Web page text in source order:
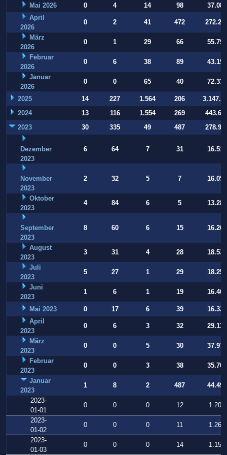
Mai 2026 0 4 14 98
37.084
April
2026
0 2 41 472
März
2026
0 1 29 66
55.794
Februar
2026
0 6 38 89
43.197
Januar
2026
0 0 65 40 72.332
2025 14 227 1.564 206
2024
13 116 1.554 269
2023
30 335 49 487
Dezember
2023
6 64 7 31 16.514
November
2023
2 32 5 7 16.054
Oktober
2023
4 84 6 5 13.283
September
2023
8 60 6 15 16.269
August
2023
3 31 4 28
18.531
Juli
2023
5 27 1 29
18.252
Juni
2023
1 6 1 19 16.409
Mai 2023 0 17 6 39
16.331
April
2023
0 6 3 32
29.112
März
2023
0 0 5 30
37.973
Februar
2023
0 0 3 38
35.709
Januar
2023
1 8 2 487
44.497
2023-
01-01
0 0 0 12
1.200
2023-
01-02
0 0 0 11
1.260
2023-
01-03
0 0 0 14 1.154